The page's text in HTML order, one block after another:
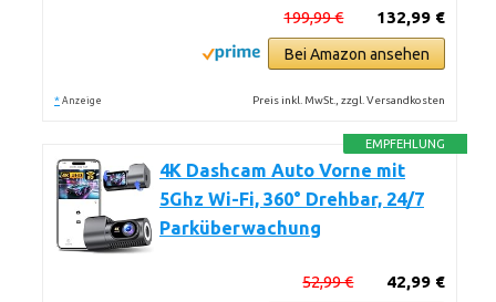
132,99 €
199,99 €
Bei Amazon ansehen
* Anzeige Preis inkl. MwSt., zzgl. Versandkosten
EMPFEHLUNG
4K Dashcam Auto Vorne mit
5Ghz Wi-Fi, 360° Drehbar, 24/7
Parküberwachung
42,99 €
52,99 €